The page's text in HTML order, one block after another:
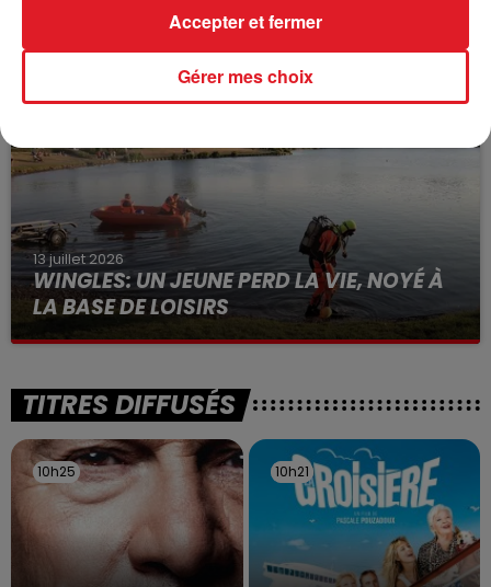
VOLONTAIRE EN COURS, APRÈS LA...
Selon les premiers éléments, le logement servait
à des prostituées
13 juillet 2026
WINGLES: UN JEUNE PERD LA VIE, NOYÉ À
LA BASE DE LOISIRS
La victime a coulé à pic
TITRES DIFFUSÉS
10h25
10h25 10h21
10h21
Gérer mes choix
Accepter et fermer